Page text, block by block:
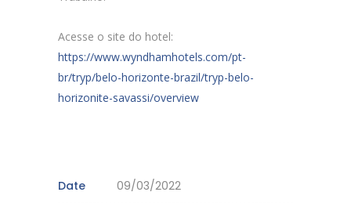
Acesse o site do hotel:
https://www.wyndhamhotels.com/pt-
br/tryp/belo-horizonte-brazil/tryp-belo-
horizonite-savassi/overview
Date 09/03/2022